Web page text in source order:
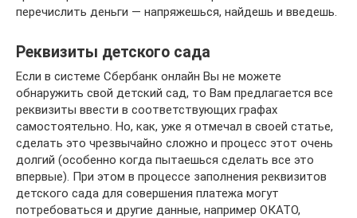
перечислить деньги — напряжешься, найдешь и введешь.
Реквизиты детского сада
Если в системе Сбербанк онлайн Вы не можете
обнаружить свой детский сад, то Вам предлагается все
реквизиты ввести в соответствующих графах
самостоятельно. Но, как, уже я отмечал в своей статье,
сделать это чрезвычайно сложно и процесс этот очень
долгий (особенно когда пытаешься сделать все это
впервые). При этом в процессе заполнения реквизитов
детского сада для совершения платежа могут
потребоваться и другие данные, например ОКАТО,